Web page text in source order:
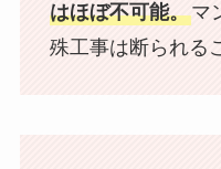
はほぼ不可能。マ
殊工事は断られる